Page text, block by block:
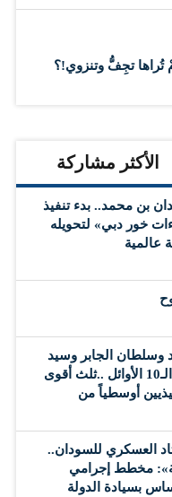
تُراها تجِفُّ وتنزوي!؟
الأكثر مشاركة
بن محمد.. بدء تنفيذ
خور دبي» لتحويله
عالمية
وسلطان الجابر وسيد
شعيب ضمن الـ10 الأوائل ..ثلث أقوى
أوسطياً من
العسكري للسودان..
مخطط إجرامي
بسيادة الدولة